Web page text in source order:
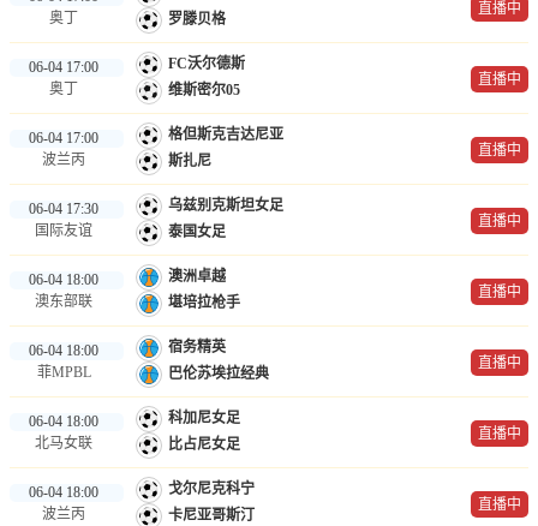
奥丁
罗滕贝格
直播中
06-04 17:00
奥丁
FC沃尔德斯
维斯密尔05
直播中
06-04 17:00
波兰丙
格但斯克吉达尼亚
斯扎尼
直播中
06-04 17:30
国际友谊
乌兹别克斯坦女足
泰国女足
直播中
06-04 18:00
澳东部联
澳洲卓越
堪培拉枪手
直播中
06-04 18:00
菲MPBL
宿务精英
巴伦苏埃拉经典
直播中
06-04 18:00
北马女联
科加尼女足
比占尼女足
直播中
06-04 18:00
波兰丙
戈尔尼克科宁
卡尼亚哥斯汀
直播中